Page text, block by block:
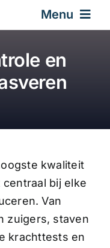
Menu
Gasveer
Ontwerp & Technisch
Over Ons
Contact
en
kwaliteit
bij elke
Van
zuigers, staven
krachttests en